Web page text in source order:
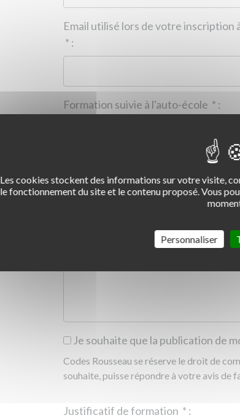
Email utilisé lors de votre inscription
* :
* :
1
2
Je souhaite que la publication de
Codes Rousseau se réserve le droit de
souhaite, puisse répondre à votre avis de
* :
Les cookies stockent des informations sur votre visite,
le fonctionnement du site et le contenu proposé. Vous
Personnaliser